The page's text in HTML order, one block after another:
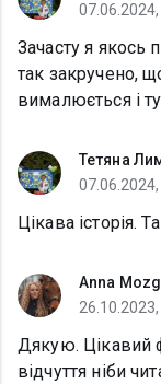
Зачасту я якось
так закручено,
вималюється і
Тетяна
Цікава історія.
Anna
Дякую. Цікавий
відчуття ніби